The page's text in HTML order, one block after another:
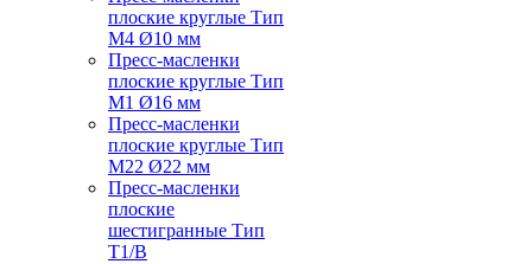
плоские круглые Тип
M4 Ø10 мм
Пресс-масленки
плоские круглые Тип
M1 Ø16 мм
Пресс-масленки
плоские круглые Тип
M22 Ø22 мм
Пресс-масленки
плоские
шестигранные Тип
T1/B